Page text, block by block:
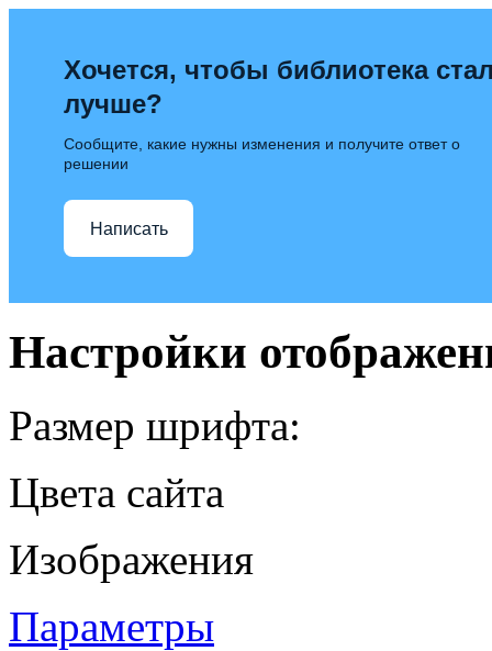
Хочется, чтобы библиотека
лучше?
Сообщите, какие нужны изменения и получите ответ о
решении
Написать
Настройки
Размер шрифта:
Цвета сайта
Изображения
Параметры